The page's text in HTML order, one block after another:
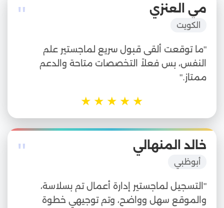
" مي العنزي
الكويت
"ما توقعت ألقى قبول سريع لماجستير علم
النفس، بس فعلاً التخصصات متاحة والدعم
ممتاز."
★
★
★
★
★
" خالد المنهالي
أبوظبي
"التسجيل لماجستير إدارة أعمال تم بسلاسة،
والموقع سهل وواضح، وتم توجيهي خطوة